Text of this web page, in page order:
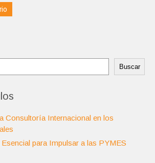
Buscar
Consultoría Internacional en los
para Impulsar a las PYMES